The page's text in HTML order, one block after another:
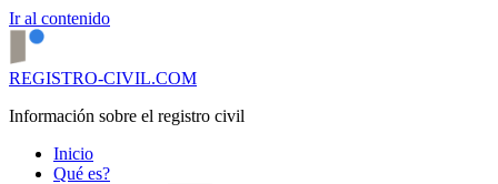
Ir al contenido
REGISTRO-CIVIL.COM
Información sobre el registro civil
Inicio
Qué es?